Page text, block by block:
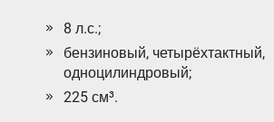
8 л.с.;
бензиновый, четырёхтактный,
одноцилиндровый;
225 см³.